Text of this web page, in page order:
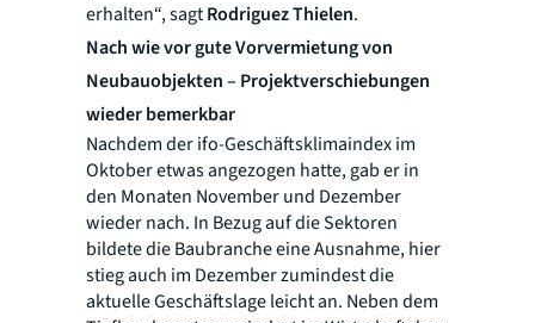
erhalten“, sagtRodriguez Thielen.
Nach wie vor gute Vorvermietung von
Neubauobjekten – Projektverschiebungen
wieder bemerkbar
Nachdem der ifo-Geschäftsklimaindex im
Oktober etwas angezogen hatte, gab er in
den Monaten November und Dezember
wieder nach. In Bezug auf die Sektoren
bildete die Baubranche eine Ausnahme, hier
stieg auch im Dezember zumindest die
aktuelle Geschäftslage leicht an. Neben dem